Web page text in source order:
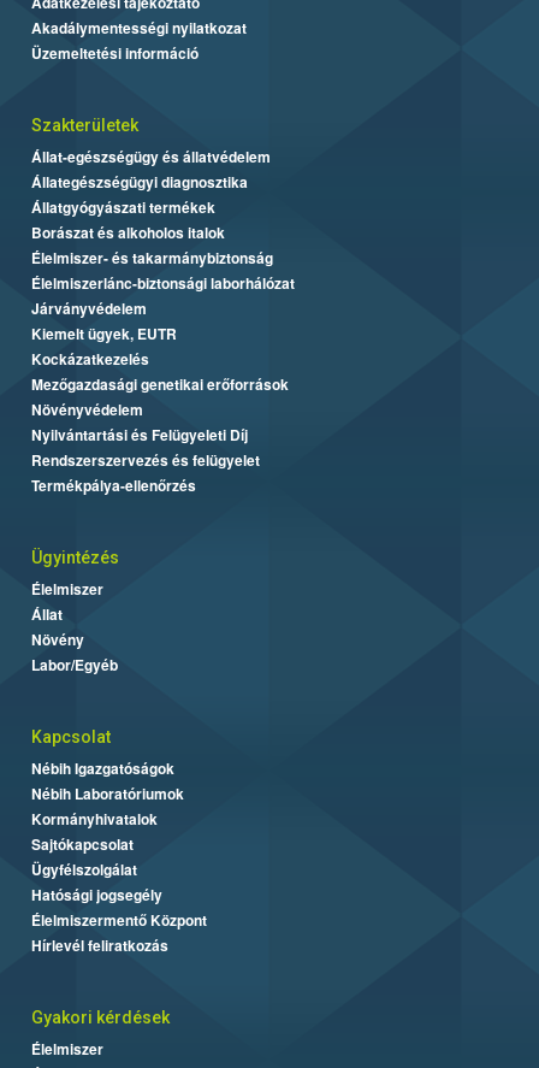
Akadálymentességi nyilatkozat
Üzemeltetési információ
Szakterületek
Állat-egészségügy és állatvédelem
Állategészségügyi diagnosztika
Állatgyógyászati termékek
Borászat és alkoholos italok
Élelmiszer- és takarmánybiztonság
Élelmiszerlánc-biztonsági laborhálózat
Járványvédelem
Kiemelt ügyek, EUTR
Kockázatkezelés
Mezőgazdasági genetikai erőforrások
Növényvédelem
Nyilvántartási és Felügyeleti Díj
Rendszerszervezés és felügyelet
Termékpálya-ellenőrzés
Ügyintézés
Élelmiszer
Állat
Növény
Labor/Egyéb
Kapcsolat
Nébih Igazgatóságok
Nébih Laboratóriumok
Kormányhivatalok
Sajtókapcsolat
Ügyfélszolgálat
Hatósági jogsegély
Élelmiszermentő Központ
Hírlevél feliratkozás
Gyakori kérdések
Élelmiszer